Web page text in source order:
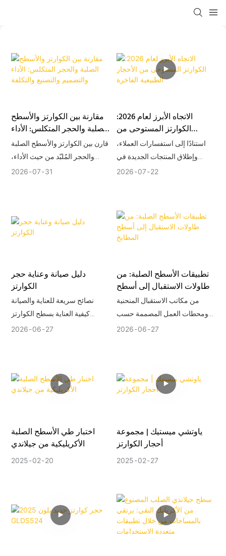
مقارنة بين الكوارتز والأسطح
الصلبة والحجر المتكلس: الأداء
والتصميم والتصنيع والتكلفة
قارن بين الكوارتز والأسطح الصلبة
والحجر المُلبّد من حيث الأداء،
والوصلات، والتصنيع، والتصميم،
يُعد الكوارتز خيارًا شائعًا للمطابخ
الداخلية. أما الأسطح الصلبة فهي
وسهولة الإصلاح هي الأهم. يتميز
الحجر المُلبّد بمقاومته العالية
للحرارة والأشعة فوق البنفسجية،
بالإضافة إلى مظهره الرقيق
والعصري، ولكنه يتطلب فنيًا ذا
2026 07 31
الاتجاه الأبرز لعام 2026:
الكوارتز المستوحى من
الأحجار الطبيعية الفاخرة
استنادًا إلى استفسارات العملاء،
وإطلاق المنتجات الجديدة في
القطاع، والرؤى المستقاة من
أسطح الكوارتز. في عام 2026،
يبرز اتجاه واحد بشكل واضح في
تشكيل قرارات الشراء عالميًا:
الطبيعية الفاخرة. يتجه تفضيل
المستهلكين لتصاميم الكوارتز نحو
2026 07 22
دليل صيانة وعناية حجر
الكوارتز
نصائح سريعة للعناية والصيانة
كيفية العناية بسطح الكوارتز
الخاص بك الأسئلة الشائعة حول
2026 06 27
تطبيقات الأسطح الصلبة: من
طاولات الاستقبال إلى أسطح
المطابخ
من مكاتب الاستقبال المنحنية
ومحطات العمل المصممة حسب
الطلب إلى أسطح المطابخ،
الصلبة بين الجماليات والوظائف
طويلة الأمد.
2026 06 27
اختبار طي الأسطح الصلبة
الأكريليكية من جيلاندي
2025 02 20
ياوتشي ميستيك | مجموعة
أحجار الكوارتز
2025 02 27